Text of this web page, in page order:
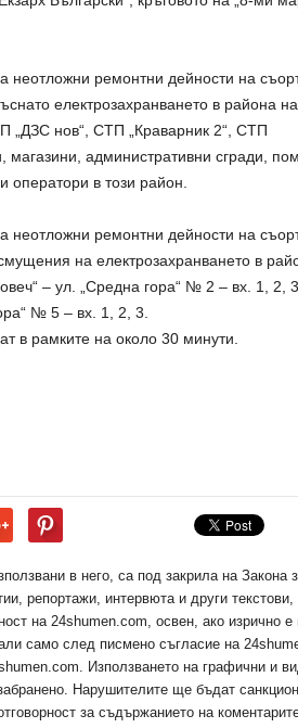
неотложни ремонтни дейности на
електрозахранването в района
„ДЗС нов“, СТП „Краварник 2“, СТП
магазини, административни сгради,
оператори в този район.
неотложни ремонтни дейности на
на електрозахранването в
– ул. „Средна гора“ № 2 – вх. 1, 2,
№ 5 – вх. 1, 2, 3.
в рамките на около 30 минути.
в него, са под закрила на Закона
репортажи, интервюта и други
на 24shumen.com, освен, ако изрично е
само след писмено съгласие на
Използването на графични и
Нарушителите ще бъдат
за съдържанието на